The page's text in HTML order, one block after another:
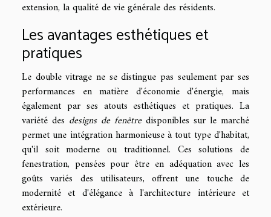
extension, la qualité de vie générale des résidents.
Les avantages esthétiques et
pratiques
Le double vitrage ne se distingue pas seulement par ses
performances en matière d'économie d'énergie, mais
également par ses atouts esthétiques et pratiques. La
variété des designs de fenêtredisponibles sur le marché
permet une intégration harmonieuse à tout type d'habitat,
qu'il soit moderne ou traditionnel. Ces solutions de
fenestration, pensées pour être en adéquation avec les
goûts variés des utilisateurs, offrent une touche de
modernité et d'élégance à l'architecture intérieure et
extérieure.